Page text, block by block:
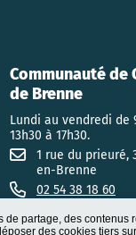
partage, des
des cookies tiers
Communauté de
de Brenne
Lundi au vendredi de
13h30 à 17h30.
1 rue du prieuré,
en-Brenne
02 54 38 18 60